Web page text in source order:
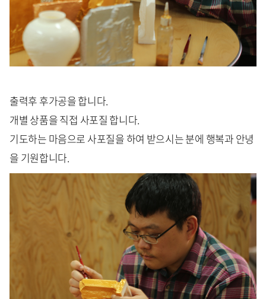
출력후 후가공을 합니다.
개별 상품을 직접 사포질 합니다.
기도하는 마음으로 사포질을 하여 받으시는 분에 행복과 안녕
을 기원합니다.